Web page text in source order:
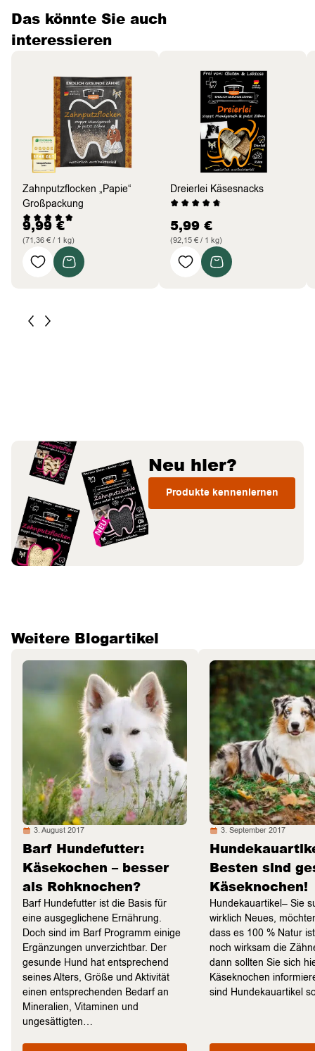
Das könnte Sie auch
interessieren
Zahnputzflocken „Papie“
Großpackung
9,99€
(71,36 € / 1 kg)
Dreierlei Käsesnacks
5,99 €
(92,15 € / 1 kg)
Neu hier?
Produkte kennenlernen
Weitere Blogartikel
3. August 2017
Barf Hundefutter:
Käsekochen – besser
als Rohknochen?
Barf Hundefutter ist die Basis für
eine ausgeglichene Ernährung.
Doch sind im Barf Programm einige
Ergänzungen unverzichtbar. Der
gesunde Hund hat entsprechend
seines Alters, Größe und Aktivität
einen entsprechenden Bedarf an
Mineralien, Vitaminen und
ungesättigten…
3. September 2017
Besten sind
Käseknochen!
Hundekauartikel– Sie
wirklich Neues,
dass es 100 % Natur
noch wirksam die
dann sollten Sie sich
Käseknochen
sind Hundekauartikel